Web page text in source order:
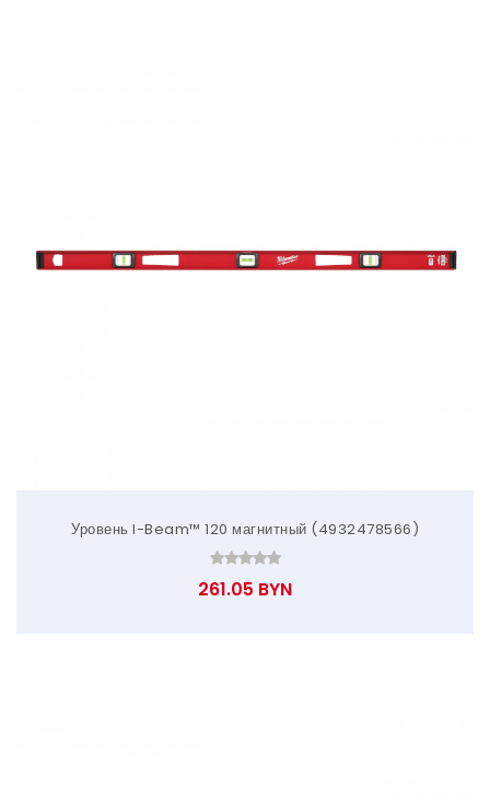
Уровень I-Beam™ 120 магнитный (4932478566)
261.05 BYN